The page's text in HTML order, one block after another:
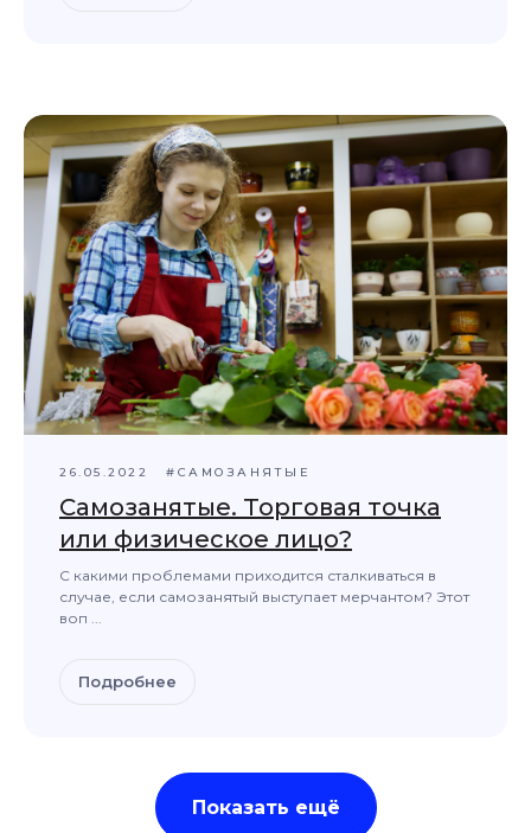
26.05.2022 #САМОЗАНЯТЫЕ
Самозанятые. Торговая точка
или физическое лицо?
С какими проблемами приходится сталкиваться в
случае, если самозанятый выступает мерчантом? Этот
воп ...
Подробнее
Показать ещё
№ 416 009 116 в реестре Росфинмониторинга,
как финансовый посредник
Банковский платежный агент осуществляющий
операции платежных агрегаторов согласно